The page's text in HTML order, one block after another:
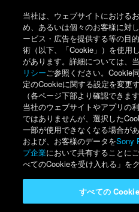
当社は、ウェブサイトにおける
め、あるいは個々のお客様に対
ービス・広告を提供する等の目
術（以下、「Cookie」）を使用
があります。詳細については、
リシーご参照ください。Cookie
定のCookieに関する設定を変更
（各ページ下部より確認できま
当社のウェブサイトやアプリの
ではありませんが、選択した
一部が使用できなくなる場合が
および、お客様のデータをSony
プ企業において共有することに
べてのCookieを受け入れる」を
すべての